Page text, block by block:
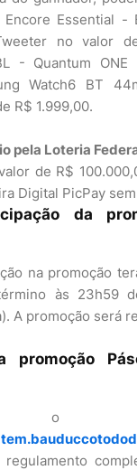
Encore Essential -
no valor
- Quantum ONE
Watch6 BT
R$ 1.999,00.
pela Loteria
de R$
Digital PicPay
da
na promoção
às 23h59
A promoção será
promoção
o